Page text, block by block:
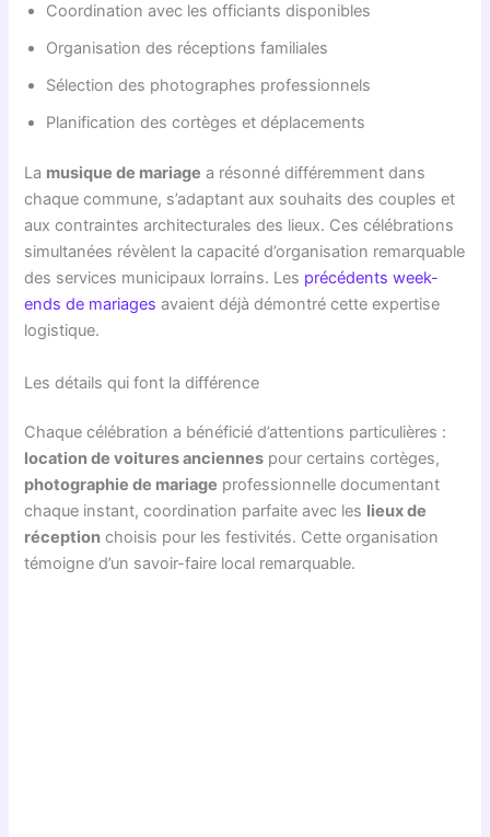
Coordination avec les officiants disponibles
Organisation des réceptions familiales
Sélection des photographes professionnels
Planification des cortèges et déplacements
La musique de mariage a résonné différemment dans
chaque commune, s’adaptant aux souhaits des couples et
aux contraintes architecturales des lieux. Ces célébrations
simultanées révèlent la capacité d’organisation remarquable
des services municipaux lorrains. Les précédents week-
ends de mariages avaient déjà démontré cette expertise
logistique.
Les détails qui font la différence
Chaque célébration a bénéficié d’attentions particulières :
location de voitures anciennes pour certains cortèges,
photographie de mariage professionnelle documentant
chaque instant, coordination parfaite avec les lieux de
réception choisis pour les festivités. Cette organisation
témoigne d’un savoir-faire local remarquable.